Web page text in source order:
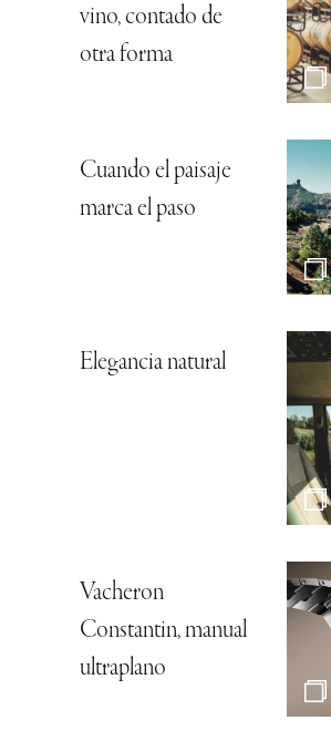
vino, contado de
otra forma
Cuando el paisaje
marca el paso
Elegancia natural
Vacheron
Constantin, manual
ultraplano